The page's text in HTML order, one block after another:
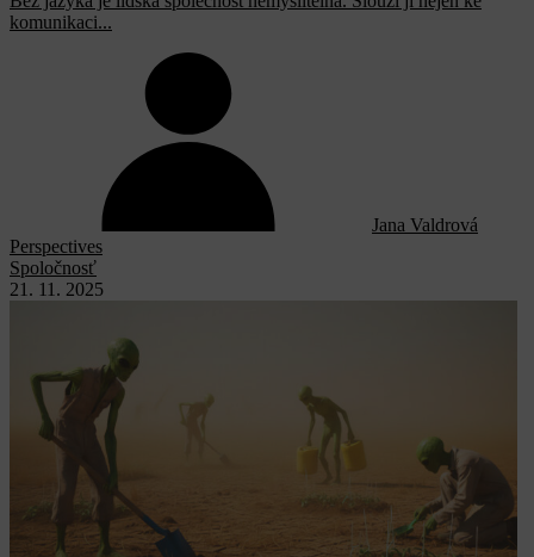
komunikaci...
Jana Valdrová
Perspectives
Spoločnosť
21. 11. 2025